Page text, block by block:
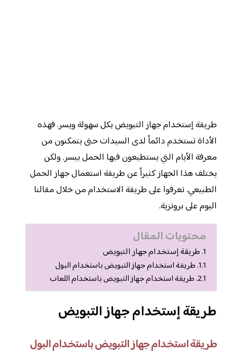
طريقة إستخدام جهاز التبويض بكل سهولة ويسر. فهذه
الأداة تستخدم دائماً لدى السيدات حتى يتمكنون من
معرفة الأيام التي يستطيعون فيها الحمل بيسر. ولكن
يختلف هذا الجهاز كثيراً عن طريقة استعمال جهاز الحمل
الطبيعي. تعرفوا على طريقة الاستخدام من خلال مقالنا
اليوم على برونزية.
محتويات المقال
طريقة إستخدام جهاز التبويض
طريقة استخدام جهاز التبويض باستخدام البول
طريقة استخدام جهاز التبويض باستخدام اللعاب
طريقة إستخدام جهاز التبويض
طريقة استخدام جهاز التبويض باستخدام البول